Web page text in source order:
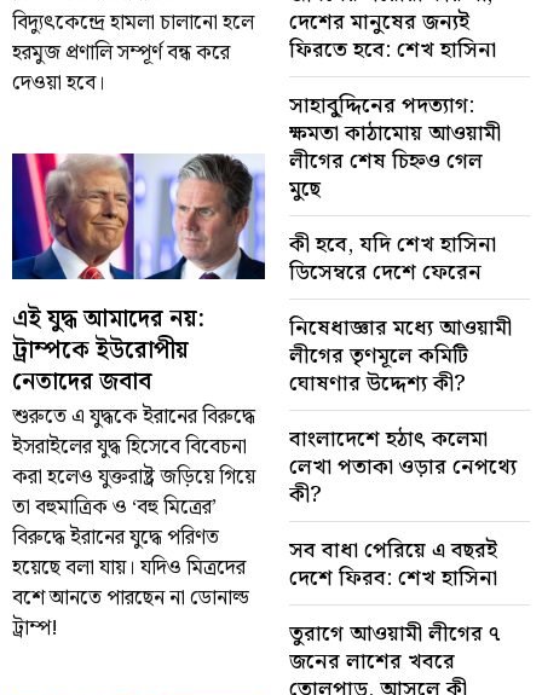
বিদ্যুৎকেন্দ্রে হামলা চালানো হলে
হরমুজ প্রণালি সম্পূর্ণ বন্ধ করে
দেওয়া হবে।
এই যুদ্ধ আমাদের নয়:
ট্রাম্পকে ইউরোপীয়
নেতাদের জবাব
শুরুতে এ যুদ্ধকে ইরানের বিরুদ্ধে
ইসরাইলের যুদ্ধ হিসেবে বিবেচনা
করা হলেও যুক্তরাষ্ট্র জড়িয়ে গিয়ে
তা বহুমাত্রিক ও ‘বহু মিত্রের’
বিরুদ্ধে ইরানের যুদ্ধে পরিণত
হয়েছে বলা যায়। যদিও মিত্রদের
বশে আনতে পারছেন না ডোনাল্ড
ট্রাম্প!
দেশের মানুষের জন্যই
ফিরতে হবে: শেখ হাসিনা
সাহাবু্দ্দিনের পদত্যাগ:
ক্ষমতা কাঠামোয় আওয়ামী
লীগের শেষ চিহ্নও গেল
মুছে
কী হবে, যদি শেখ হাসিনা
ডিসেম্বরে দেশে ফেরেন
নিষেধাজ্ঞার মধ্যে আওয়ামী
লীগের তৃণমূলে কমিটি
ঘোষণার উদ্দেশ্য কী?
বাংলাদেশে হঠাৎ কলেমা
লেখা পতাকা ওড়ার নেপথ্যে
কী?
সব বাধা পেরিয়ে এ বছরই
দেশে ফিরব: শেখ হাসিনা
তুরাগে আওয়ামী লীগের ৭
জনের লাশের খবরে